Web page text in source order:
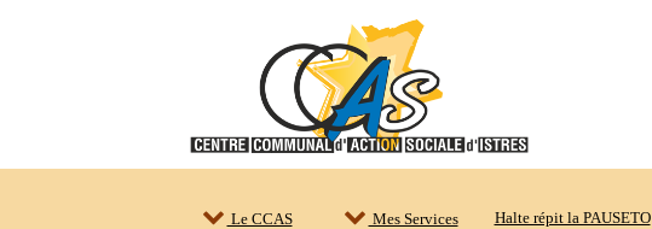
Le CCAS Mes Services Halte répit la PAUSETO